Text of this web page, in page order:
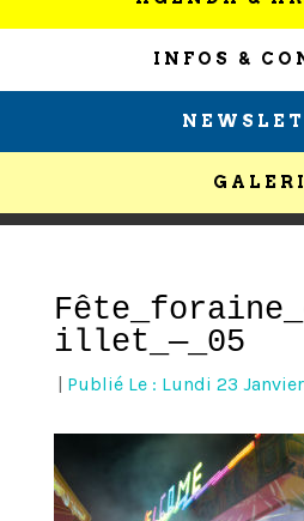
INFOS &
illet_—_05
Publié Le : Lundi 23